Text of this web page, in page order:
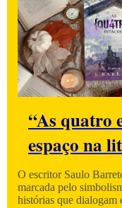
“As quatro
espaço na
O escritor Saulo
marcada pelo
histórias que dialogam